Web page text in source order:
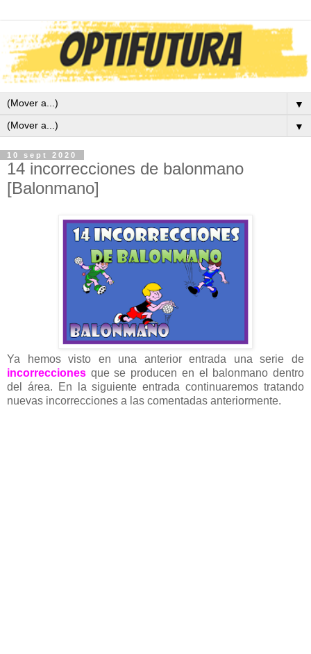
▼
▼
10 sept 2020
14 incorrecciones de balonmano
[Balonmano]
Ya hemos visto en una anterior entrada una serie de
incorrecciones que se producen en el balonmano dentro
del área. En la siguiente entrada continuaremos tratando
nuevas incorrecciones a las comentadas anteriormente.